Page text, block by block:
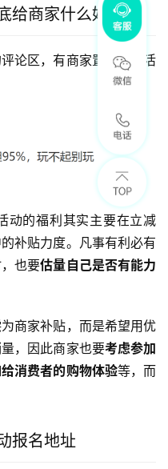
给商家什么好处？
论区，有商家置疑这次活
动的福利其实主要在立减
补贴力度。凡事有利必有
也要估量自己是否有能力
商家补贴，而是希望用优
，因此商家也要考虑参加
消费者的购物体验等，而
报名地址